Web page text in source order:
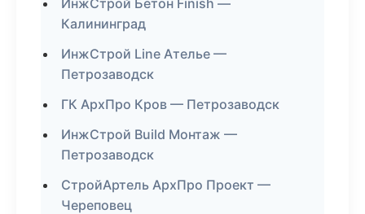
ИнжСтрой Бетон Finish —
Калининград
ИнжСтрой Line Ателье —
Петрозаводск
ГК АрхПро Кров — Петрозаводск
ИнжСтрой Build Монтаж —
Петрозаводск
СтройАртель АрхПро Проект —
Череповец